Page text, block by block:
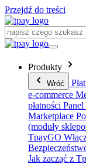
Przejdź do treści
Produkty
Wróć
e-commerce
płatności
Marketplace
(moduły
TpayGO
Jak zacząć z